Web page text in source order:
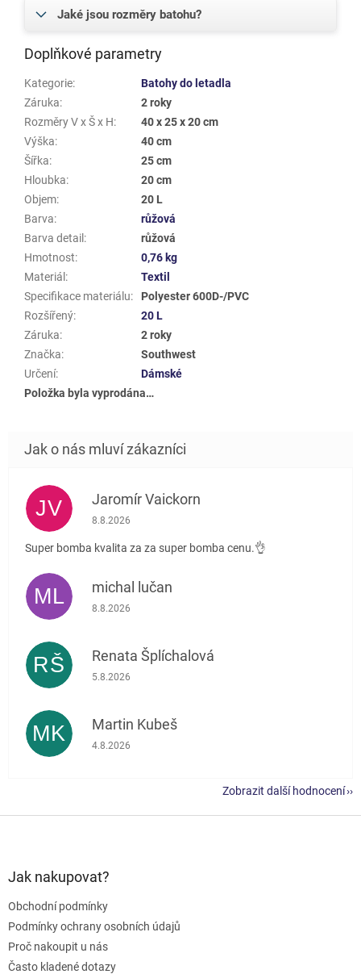
Jaké jsou rozměry batohu?
Doplňkové parametry
Kategorie:
Batohy do letadla
Záruka:
2 roky
Rozměry V x Š x H:
40 x 25 x 20 cm
Výška:
40 cm
Šířka:
25 cm
Hloubka:
20 cm
Objem:
20 L
Barva:
růžová
Barva detail :
růžová
Hmotnost:
0,76 kg
Materiál :
Textil
Specifikace materiálu:
Polyester 600D-/PVC
Rozšířený:
20 L
Záruka:
2 roky
Značka:
Southwest
Určení:
Dámské
Položka byla vyprodána…
JV Jaromír Vaickorn
Hodnocení obchodu je 5 z 5 hvězdiček.
8.8.2026
Super bomba kvalita za za super bomba cenu.👌
ML michal lučan
Hodnocení obchodu je 5 z 5 hvězdiček.
8.8.2026
RŠ Renata Šplíchalová
Hodnocení obchodu je 5 z 5 hvězdiček.
5.8.2026
MK Martin Kubeš
Hodnocení obchodu je 5 z 5 hvězdiček.
4.8.2026
Zobrazit další hodnocení
Jak nakupovat?
Obchodní podmínky
Podmínky ochrany osobních údajů
Proč nakoupit u nás
Často kladené dotazy